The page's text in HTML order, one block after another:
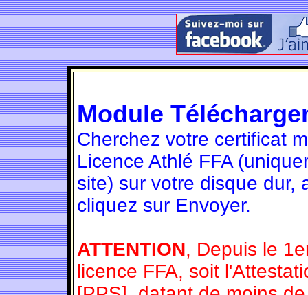
Module
Cherchez votre certificat
Licence Athlé FFA
site) sur votre disque dur,
cliquez sur Envoyer.
ATTENTION, Depuis le
licence FFA, soit